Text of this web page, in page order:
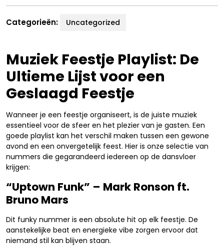
Categorieën: Uncategorized
Muziek Feestje Playlist: De
Ultieme Lijst voor een
Geslaagd Feestje
Wanneer je een feestje organiseert, is de juiste muziek
essentieel voor de sfeer en het plezier van je gasten. Een
goede playlist kan het verschil maken tussen een gewone
avond en een onvergetelijk feest. Hier is onze selectie van
nummers die gegarandeerd iedereen op de dansvloer
krijgen:
“Uptown Funk” – Mark Ronson ft.
Bruno Mars
Dit funky nummer is een absolute hit op elk feestje. De
aanstekelijke beat en energieke vibe zorgen ervoor dat
niemand stil kan blijven staan.